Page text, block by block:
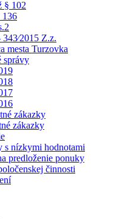
§ 102
136
Z.z.
mesta Turzovka
správy
zákazky
zákazky
s nízkymi hodnotami
predloženie ponuky
činnosti